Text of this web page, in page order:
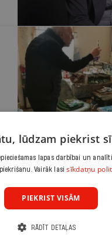
lūdzam piekrist
lapas darbībai un
Vairāk lasisīkdatņu
PIEKRIST VISĀM
RĀDĪT DETAĻAS